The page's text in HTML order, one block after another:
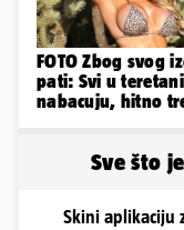
FOTO Zbog svog
pati: Svi u
nabacuju, hitno
Sve što
Skini aplikaciju